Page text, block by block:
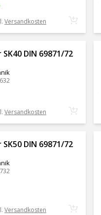
Versandkosten
DIN 69871/72
Versandkosten
DIN 69871/72
Versandkosten